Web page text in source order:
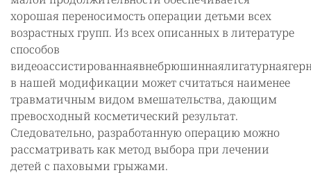
хорошая переносимость операции детьми всех
возрастных групп. Из всех описанных в литературе
способов
в нашей модификации может считаться наименее
травматичным видом вмешательства, дающим
превосходный косметический результат.
Следовательно, разработанную операцию можно
рассматривать как метод выбора при лечении
детей с паховыми грыжами.